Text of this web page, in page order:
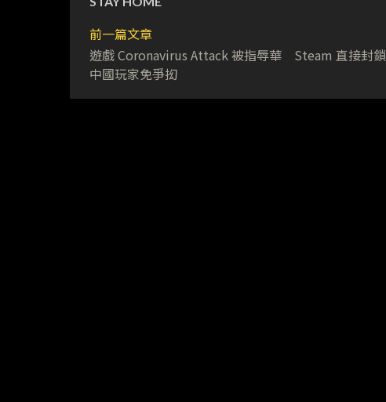
前一篇文章
遊戲 Coronavirus Attack 被指辱華 Steam 直接封鎖
中國玩家免爭抝